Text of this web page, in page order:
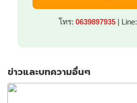
โทร: 0639897935 | Line:
ข่าวและบทความอื่นๆ